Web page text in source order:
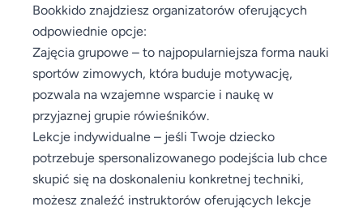
Bookkido znajdziesz organizatorów oferujących
odpowiednie opcje:
Zajęcia grupowe – to najpopularniejsza forma nauki
sportów zimowych, która buduje motywację,
pozwala na wzajemne wsparcie i naukę w
przyjaznej grupie rówieśników.
Lekcje indywidualne – jeśli Twoje dziecko
potrzebuje spersonalizowanego podejścia lub chce
skupić się na doskonaleniu konkretnej techniki,
możesz znaleźć instruktorów oferujących lekcje